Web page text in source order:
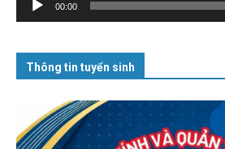
00:00
Thông tin tuyển sinh